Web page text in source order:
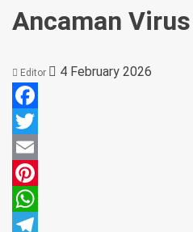
Ancaman
Editor 4 February 2026
Facebook
Twitter
Email
Pinterest
WhatsApp